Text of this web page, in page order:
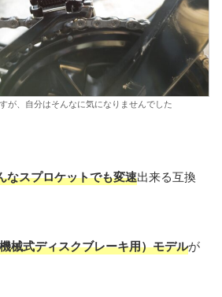
が、自分はそんなに気になりませんでした
なスプロケットでも変速出来る互換
械式ディスクブレーキ用）モデルが